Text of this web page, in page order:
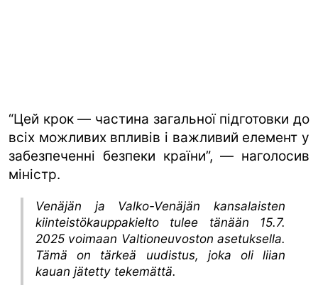
“Цей крок — частина загальної підготовки до
всіх можливих впливів і важливий елемент у
забезпеченні безпеки країни”, — наголосив
міністр.
Venäjän ja Valko-Venäjän kansalaisten
kiinteistökauppakielto tulee tänään 15.7.
2025 voimaan Valtioneuvoston asetuksella.
Tämä on tärkeä uudistus, joka oli liian
kauan jätetty tekemättä.